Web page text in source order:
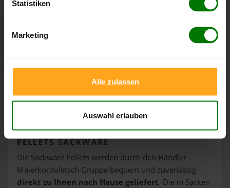
Statistiken
Marketing
Alle zulassen
Auswahl erlauben
Häufige Fragen zum Händler
Wie werden die Pellets vom Händler
Maierkorduletsch Gruppe geliefert?
PELLETS SACKWARE
Die Sackware Pellets werden durch den Händler
Maierkorduletsch Gruppe bequem und zuverlässig
direkt zu Ihnen nach Hause geliefert. Die in Säcken